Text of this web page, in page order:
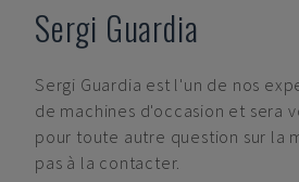
Sergi Guardia
Sergi Guardia est l'un de nos
de machines d'occasion et sera
pour toute autre question sur la
pas à la contacter.